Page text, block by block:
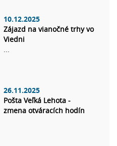
10.12.2025
Zájazd na vianočné trhy vo
Viedni
...
26.11.2025
Pošta Veľká Lehota -
zmena otváracích hodín